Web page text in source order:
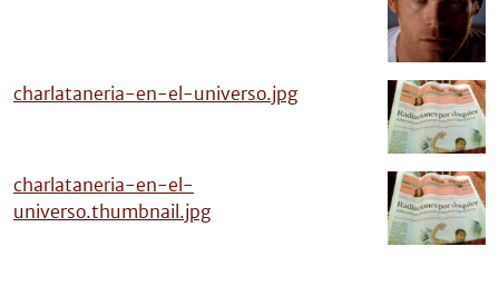
charlataneria-en-el-universo.jpg
charlataneria-en-el-
universo.thumbnail.jpg